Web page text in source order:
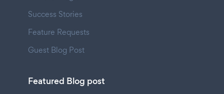
Success Stories
Feature Requests
Guest Blog Post
Featured Blog post